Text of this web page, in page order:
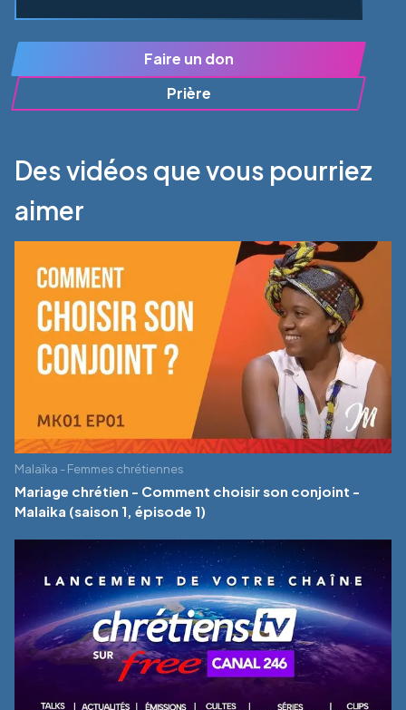
Faire un don
Prière
Des vidéos que vous pourriez
aimer
Malaïka - Femmes chrétiennes
Mariage chrétien - Comment choisir son conjoint -
Malaika (saison 1, épisode 1)